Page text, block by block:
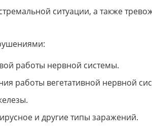
ситуации, а также
работы нервной системы.
работы вегетативной нервной
и другие типы заражений.